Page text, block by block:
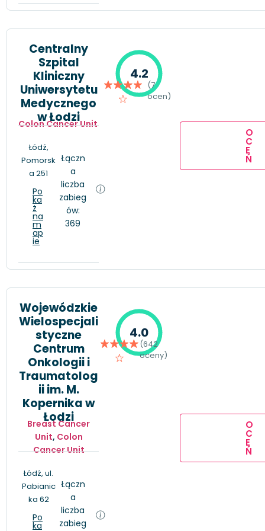
Centralny
Szpital
Kliniczny
Uniwersytetu
Medycznego
w Łodzi
Colon Cancer Unit
Łódź,
Pomorsk
a 251
Po
ka
ż
na
m
ap
ie
Łączn
a
liczba
zabieg
ów:
369
4.2
(7
ocen)
O
C
E
Ń
Wojewódzkie
Wielospecjali
styczne
Centrum
Onkologii i
Traumatolog
ii im. M.
Kopernika w
Łodzi
Breast Cancer
Unit, Colon
Cancer Unit
Łódź, ul.
Pabianic
ka 62
Po
ka
Łączn
a
liczba
zabieg
4.0
(642
oceny)
O
C
E
Ń